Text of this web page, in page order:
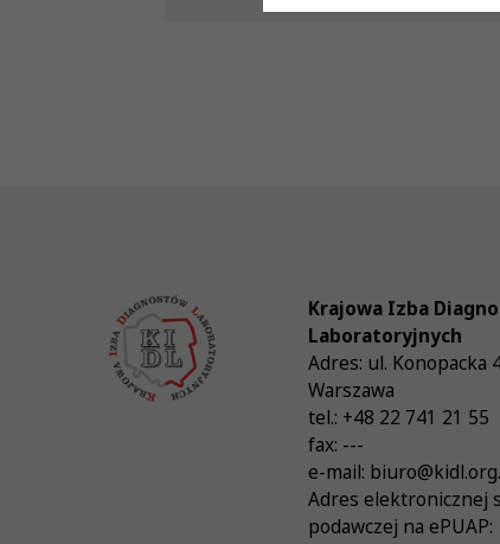
Krajowa Izba
Laboratoryjnych
Adres: ul. Konopacka
Warszawa
tel.: +48 22 741 21 55
fax: ---
e-mail:
Adres elektronicznej
podawczej na ePUAP: